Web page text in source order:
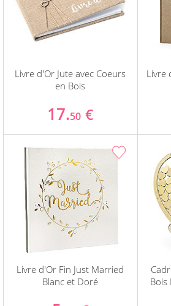
Livre d'Or Jute avec Coeurs
en Bois
17.50 €
Livre
Livre d'Or Fin Just Married
Blanc et Doré
Bois